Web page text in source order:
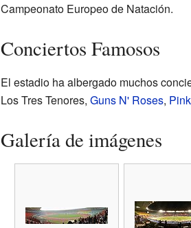
Campeonato Europeo de Natación.
Conciertos Famosos
El estadio ha albergado muchos
Los Tres Tenores, Guns N' Roses,
Galería de imágenes